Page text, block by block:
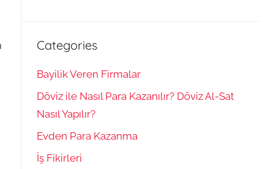
Categories
Bayilik Veren Firmalar
Döviz ile Nasıl Para Kazanılır? Döviz Al-Sat
Nasıl Yapılır?
Evden Para Kazanma
İş Fikirleri